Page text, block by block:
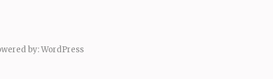
by:WordPress